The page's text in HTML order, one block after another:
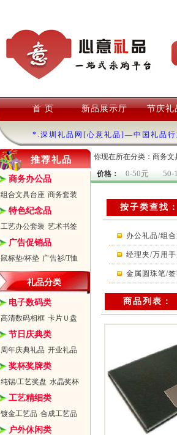
首 页 新品展示厅 节庆礼
*.深圳礼品网[心意礼品]—中国礼品行
推荐礼品
商务办公品
组合文具台座 商务套装
特色纪念品
工艺办公套装 艺术书签
广告促销品
鼠标垫/杯垫 广告衫/T恤
礼品分类
电子数码类
高清数码相框 卡片Ｕ盘
节日庆典类
周年庆典礼品 开业礼品
奖杯奖牌类
纯锡/工艺奖盘 水晶奖杯
工艺精细类
镀金工艺品 合成工艺品
户外休闲类
你现在所在分类：商务文
价格：
0-50元 50-
按子类查找：
办公礼品/组
经理夹/万用
金属圆珠笔/
商品列表：